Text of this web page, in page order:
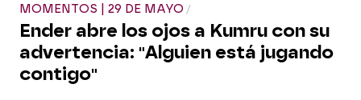
MOMENTOS | 29 DE MAYO
Ender abre los ojos a Kumru con su
advertencia: "Alguien está jugando
contigo"